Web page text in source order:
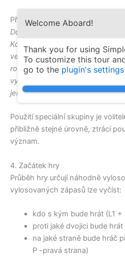
Příklad
Do speciální skupiny se mohou
Když se nastaví, že nebudou
ve skupině ani 2 hráči mimo
rodič-dítě. Při volbě, že hráč ve
vyhrát, se zajistí, že nebude
jen nejvýše posazené dítě.
Použití speciální skupiny je
přibližně stejné úrovně, ztrácí
význam.
4. Začátek hry
Průběh hry určují náhodně
vylosovaných zápasů lze vyčíst:
kdo s kým bude hrát (L1 +
proti jaké dvojici bude
na jaké straně bude hráč
P -pravá strana)
Welcome Aboard!
Thank you for using
To customize this tour
go to the plugin's